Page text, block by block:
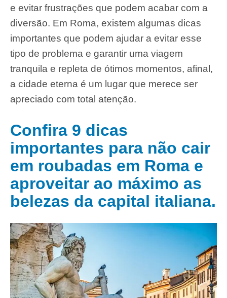
e evitar frustrações que podem acabar com a
diversão. Em Roma, existem algumas dicas
importantes que podem ajudar a evitar esse
tipo de problema e garantir uma viagem
tranquila e repleta de ótimos momentos, afinal,
a cidade eterna é um lugar que merece ser
apreciado com total atenção.
Confira 9 dicas
importantes para não cair
em roubadas em Roma e
aproveitar ao máximo as
belezas da capital italiana.